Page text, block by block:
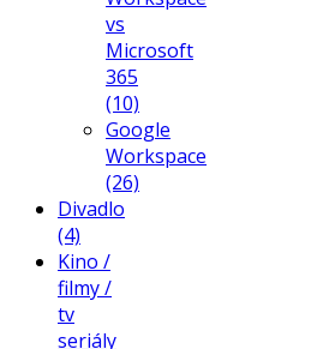
vs
Microsoft
365
(10)
Google
Workspace
(26)
Divadlo
(4)
Kino /
filmy /
tv
seriály